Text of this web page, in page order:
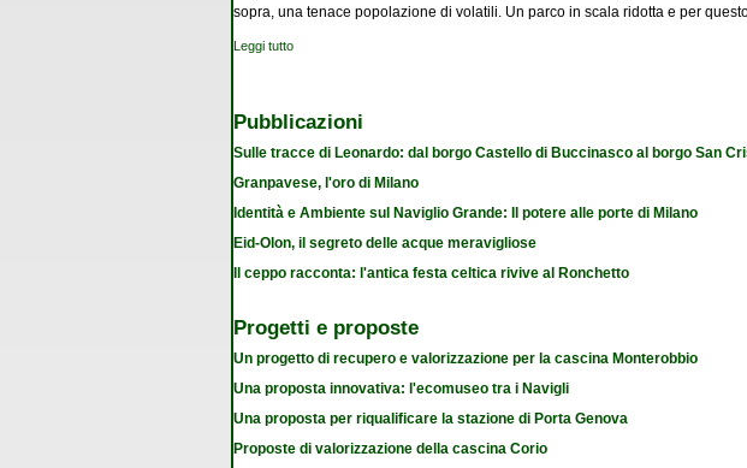
sopra, una tenace popolazione di volatili. Un parco in scala ridotta e per
Leggi tutto
Pubblicazioni
Sulle tracce di Leonardo: dal borgo Castello di Buccinasco al borgo San
Granpavese, l'oro di Milano
Identità e Ambiente sul Naviglio Grande: Il potere alle porte di Milano
Eid-Olon, il segreto delle acque meravigliose
Il ceppo racconta: l'antica festa celtica rivive al Ronchetto
Progetti e proposte
Un progetto di recupero e valorizzazione per la cascina Monterobbio
Una proposta innovativa: l'ecomuseo tra i Navigli
Una proposta per riqualificare la stazione di Porta Genova
Proposte di valorizzazione della cascina Corio